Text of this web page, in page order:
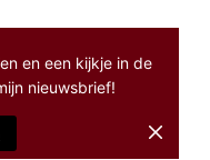
en een kijkje in de
nieuwsbrief!